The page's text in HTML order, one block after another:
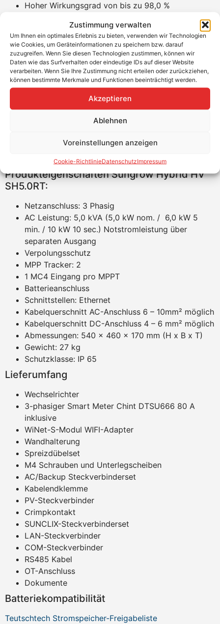
Zustimmung verwalten
Um Ihnen ein optimales Erlebnis zu bieten, verwenden wir Technologien
wie Cookies, um Geräteinformationen zu speichern bzw. darauf
zuzugreifen. Wenn Sie diesen Technologien zustimmen, können wir
Daten wie das Surfverhalten oder eindeutige IDs auf dieser Website
verarbeiten. Wenn Sie Ihre Zustimmung nicht erteilen oder zurückziehen,
können bestimmte Merkmale und Funktionen beeinträchtigt werden.
Akzeptieren
Ablehnen
Voreinstellungen anzeigen
Cookie-RichtlinieDatenschutzImpressum
Hoher Wirkungsgrad von bis zu 98,0 %
AC + DC Überspannungsschutz 2 integriert
externe Anschlüsse, kein Öffnen des
Wechselrichters nötig
integrierte Wasserwaage
SG-Ready Kontakt vorhanden (zur Ansteuerung
z.B. Wärmepumpe)
Geräuschemission 30dB (A)
DC Betrieb mit PV und Batterie
AC Betrieb ohne PV und mit Batterie
Produkteigenschaften Sungrow Hybrid HV
SH5.0RT:
Netzanschluss: 3 Phasig
AC Leistung: 5,0 kVA (5,0 kW nom. / 6,0 kW 5
min. / 10 kW 10 sec.) Notstromleistung über
separaten Ausgang
Verpolungsschutz
MPP Tracker: 2
1 MC4 Eingang pro MPPT
Batterieanschluss
Schnittstellen: Ethernet
Kabelquerschnitt AC-Anschluss 6 – 10mm² möglich
Kabelquerschnitt DC-Anschluss 4 – 6 mm² möglich
Abmessungen: 540 x 460 x 170 mm (H x B x T)
Gewicht: 27 kg
Schutzklasse: IP 65
Lieferumfang
Wechselrichter
3-phasiger Smart Meter Chint DTSU666 80 A
inklusive
WiNet-S-Modul WIFI-Adapter
Wandhalterung
Spreizdübelset
M4 Schrauben und Unterlegscheiben
AC/Backup Steckverbinderset
Kabelendklemme
PV-Steckverbinder
Crimpkontakt
SUNCLIX-Steckverbinderset
LAN-Steckverbinder
COM-Steckverbinder
RS485 Kabel
OT-Anschluss
Dokumente
Batteriekompatibilität
Teutschtech Stromspeicher-Freigabeliste